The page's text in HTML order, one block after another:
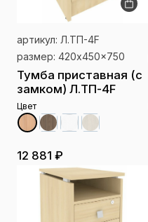
артикул: Л.ТП-4F
размер: 420x450x750
Тумба приставная (с
замком) Л.ТП-4F
Цвет
12 881 ₽